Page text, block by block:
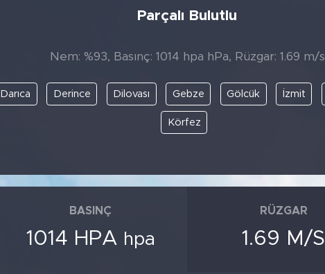
Parçalı Bulutlu
Nem: %93, Basınç: 1014 hpa hPa, Rüzgar: 1.69 m/s
Darıca Derince Dilovası Gebze Gölcük İzmit
Körfez
BASINÇ
1014 HPA hpa
RÜZGAR
1.69 M/S